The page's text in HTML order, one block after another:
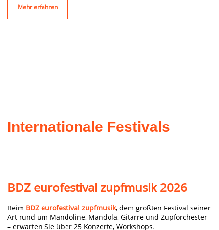
Mehr erfahren
Internationale Festivals
BDZ eurofestival zupfmusik 2026
Beim BDZ eurofestival zupfmusik, dem größten Festival seiner
Art rund um Mandoline, Mandola, Gitarre und Zupforchester
– erwarten Sie über 25 Konzerte, Workshops,